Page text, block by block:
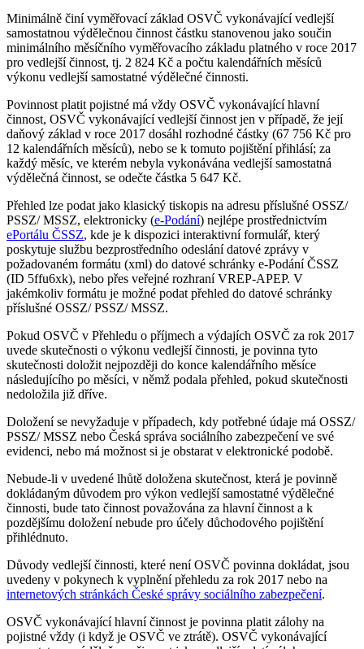
Minimálně činí vyměřovací základ OSVČ vykonávající vedlejší
samostatnou výdělečnou činnost částku stanovenou jako součin
minimálního měsíčního vyměřovacího základu platného v roce 2017
pro vedlejší činnost, tj. 2 824 Kč a počtu kalendářních měsíců
výkonu vedlejší samostatné výdělečné činnosti.
Povinnost platit pojistné má vždy OSVČ vykonávající hlavní
činnost, OSVČ vykonávající vedlejší činnost jen v případě, že její
daňový základ v roce 2017 dosáhl rozhodné částky (67 756 Kč pro
12 kalendářních měsíců), nebo se k tomuto pojištění přihlásí; za
každý měsíc, ve kterém nebyla vykonávána vedlejší samostatná
výdělečná činnost, se odečte částka 5 647 Kč.
Přehled lze podat jako klasický tiskopis na adresu příslušné OSSZ/
PSSZ/ MSSZ, elektronicky (e-Podání) nejlépe prostřednictvím
ePortálu ČSSZ, kde je k dispozici interaktivní formulář, který
poskytuje službu bezprostředního odeslání datové zprávy v
požadovaném formátu (xml) do datové schránky e-Podání ČSSZ
(ID 5ffu6xk), nebo přes veřejné rozhraní VREP-APEP. V
jakémkoliv formátu je možné podat přehled do datové schránky
příslušné OSSZ/ PSSZ/ MSSZ.
Pokud OSVČ v Přehledu o příjmech a výdajích OSVČ za rok 2017
uvede skutečnosti o výkonu vedlejší činnosti, je povinna tyto
skutečnosti doložit nejpozději do konce kalendářního měsíce
následujícího po měsíci, v němž podala přehled, pokud skutečnosti
nedoložila již dříve.
Doložení se nevyžaduje v případech, kdy potřebné údaje má OSSZ/
PSSZ/ MSSZ nebo Česká správa sociálního zabezpečení ve své
evidenci, nebo má možnost si je obstarat v elektronické podobě.
Nebude-li v uvedené lhůtě doložena skutečnost, která je povinně
dokládaným důvodem pro výkon vedlejší samostatné výdělečné
činnosti, bude tato činnost považována za hlavní činnost a k
pozdějšímu doložení nebude pro účely důchodového pojištění
přihlédnuto.
Důvody vedlejší činnosti, které není OSVČ povinna dokládat, jsou
uvedeny v pokynech k vyplnění přehledu za rok 2017 nebo na
internetových stránkách České správy sociálního zabezpečení.
OSVČ vykonávající hlavní činnost je povinna platit zálohy na
pojistné vždy (i když je OSVČ ve ztrátě). OSVČ vykonávající